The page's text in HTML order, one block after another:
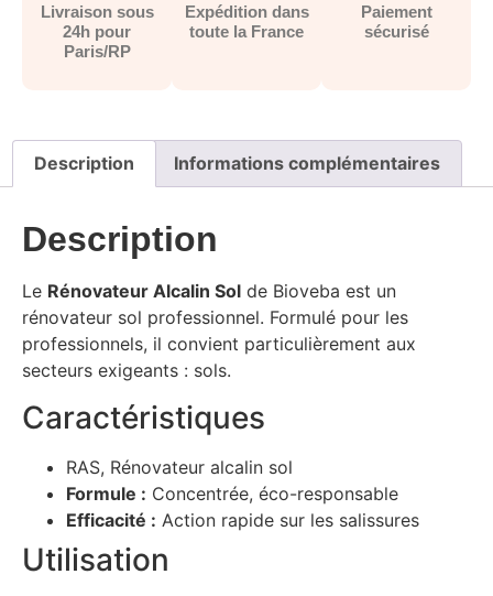
Livraison sous
24h pour
Paris/RP
Expédition dans
toute la France
Paiement
sécurisé
Description Informations complémentaires
Description
Le Rénovateur Alcalin Sol de Bioveba est un
rénovateur sol professionnel. Formulé pour les
professionnels, il convient particulièrement aux
secteurs exigeants : sols.
Caractéristiques
RAS, Rénovateur alcalin sol
Formule : Concentrée, éco-responsable
Efficacité : Action rapide sur les salissures
Utilisation